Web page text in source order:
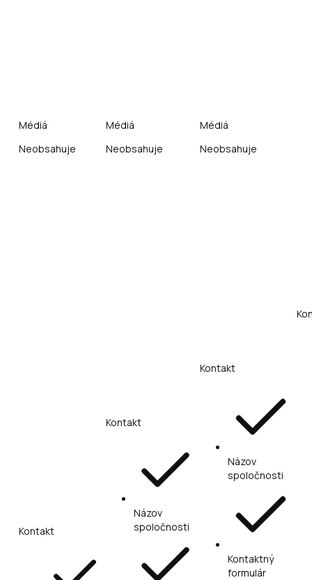
Médiá
Neobsahuje
Médiá
Neobsahuje
Médiá
Neobsahuje
Kontakt
Kontakt
Názov
spoločnosti
Kontakt
Názov
spoločnosti
Kontaktný
formulár